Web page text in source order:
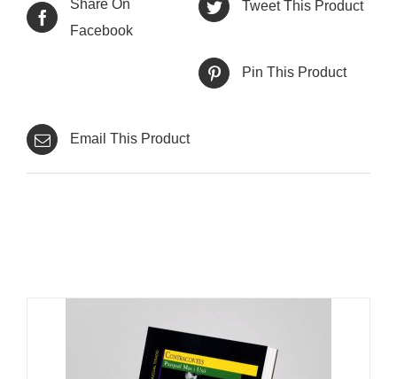
Share On
Facebook
Tweet This Product
Pin This Product
Email This Product